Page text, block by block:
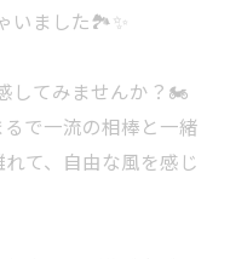
いました🏞️✨
してみませんか？🏍️
で一流の相棒と一緒
て、自由な風を感じ